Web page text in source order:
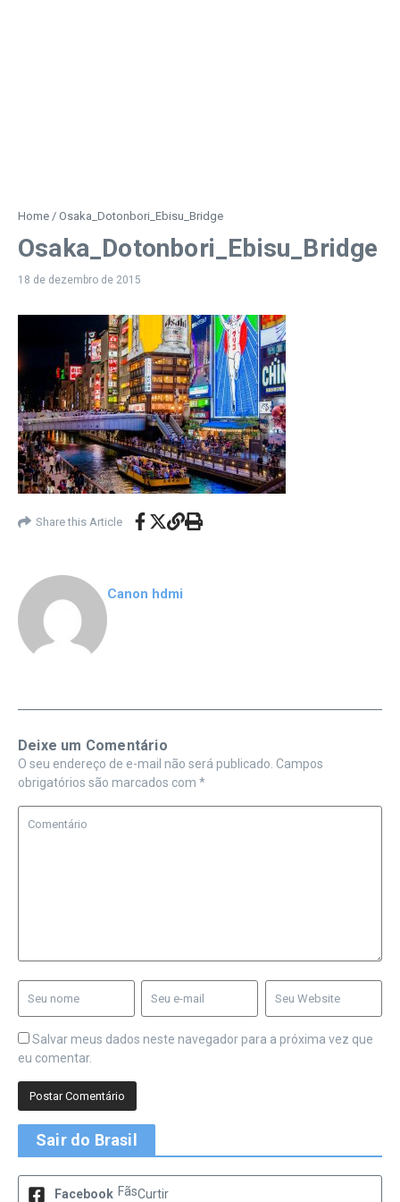
Home / Osaka_Dotonbori_Ebisu_Bridge
Osaka_Dotonbori_Ebisu_Bridge
18 de dezembro de 2015
Share this Article
Canon hdmi
Deixe um Comentário
O seu endereço de e-mail não será publicado. Campos
obrigatórios são marcados com *
Salvar meus dados neste navegador para a próxima vez que
eu comentar.
Sair do Brasil
Facebook FãsCurtir